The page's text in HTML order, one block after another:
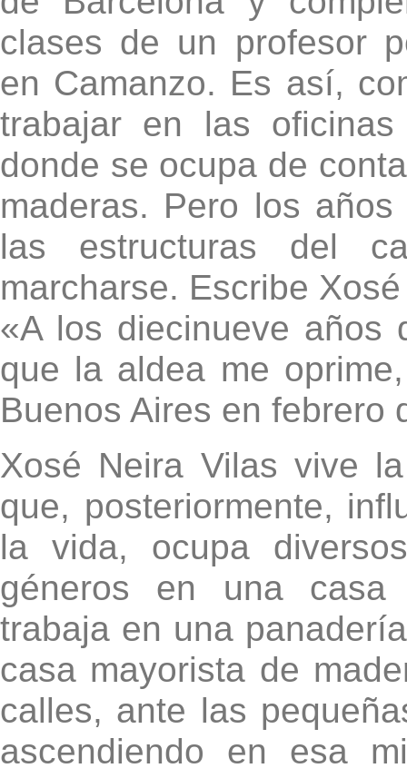
clases de un profesor
en Camanzo. Es así,
trabajar en las
donde se ocupa de
maderas. Pero los
las estructuras del
marcharse. Escribe
«A los diecinueve años
que la aldea me
Buenos Aires en febrero
Xosé Neira Vilas vive
que, posteriormente,
la vida, ocupa
géneros en una casa
trabaja en una
casa mayorista de
calles, ante las
ascendiendo en esa